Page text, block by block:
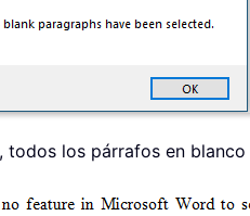
todos los párrafos en